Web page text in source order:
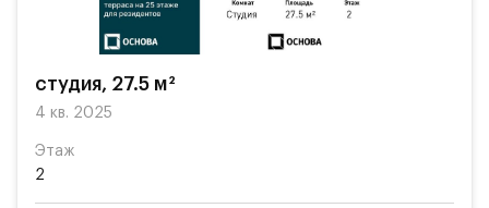
студия, 27.5 м²
4 кв. 2025
Этаж
2